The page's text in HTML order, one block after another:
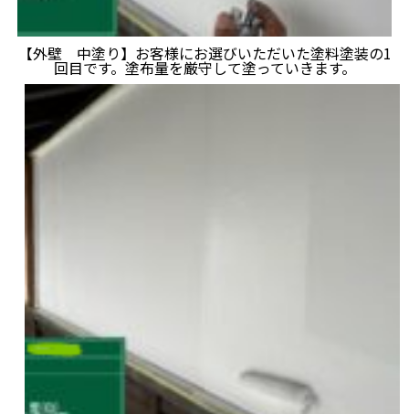
【外壁 中塗り】お客様にお選びいただいた塗料塗装の1
回目です。塗布量を厳守して塗っていきます。